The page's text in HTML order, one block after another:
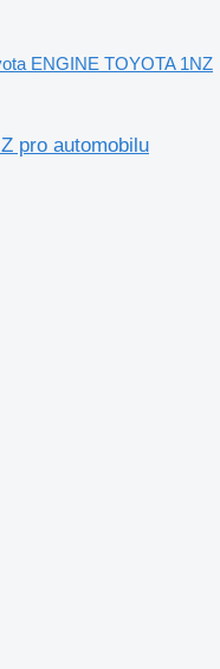
ENGINE TOYOTA 1NZ
pro automobilu